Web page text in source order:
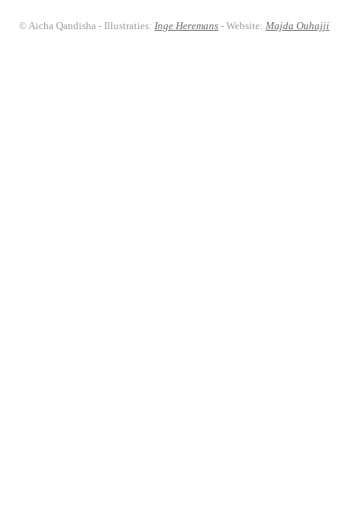
© Aicha Qandisha - Illustraties:Inge Heremans - Website:Majda Ouhajji